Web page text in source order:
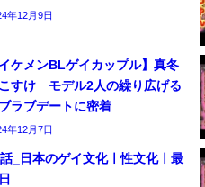
年12月9日
イケメンBLゲイカップル】真冬
すけ モデル2人の繰り広げる
ラブデートに密着
年12月7日
_日本のゲイ文化ㅣ性文化ㅣ最